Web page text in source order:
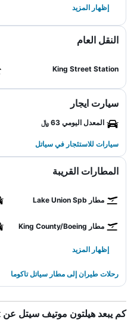
إظهار المزيد
النقل العام
King Street Station
سيارت ايجار
المعدل اليومي 63 ﷼
سيارات للاستئجار في سياتل
المطارات القريبة
مطار Lake Union Spb
مطار King County/Boeing
إظهار المزيد
رحلات طيران إلى مطار سياتل تاكوما
كم يبعد هيلتون موتيف سيتل عن Seattle Waterfront؟